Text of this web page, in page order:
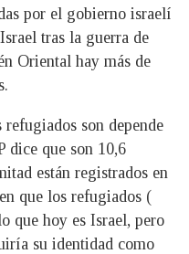
por el gobierno israelí
tras la guerra de
Oriental hay más de
son depende
dice que son 10,6
están registrados en
que los refugiados (
que hoy es Israel, pero
su identidad como